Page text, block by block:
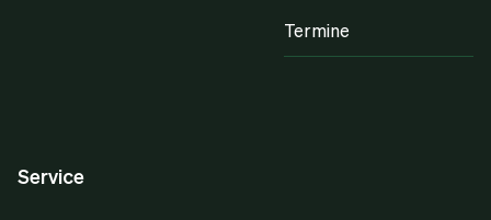
Termine
Service